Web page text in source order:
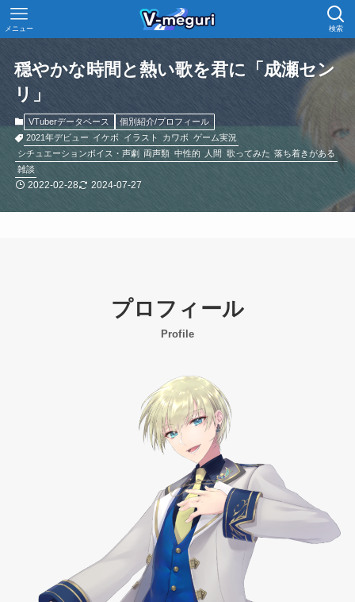
検索
メニュー
穏やかな時間と熱い歌を君に「成瀬セン
リ」
VTuberデータベース
個別紹介/プロフィール
2021年デビュー イケボ イラスト カワボ ゲーム実況
シチュエーションボイス・声劇
両声類 中性的 人間 歌ってみた 落ち着きがある
雑談
2022-02-28 2024-07-27
プロフィール
Profile